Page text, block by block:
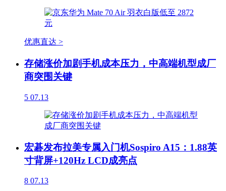
优惠直达 >
存储涨价加剧手机成本压力，中高端机型成厂
商突围关键
5 07.13
宏碁发布拉美专属入门机Sospiro A15：1.88英
寸背屏+120Hz LCD成亮点
8 07.13